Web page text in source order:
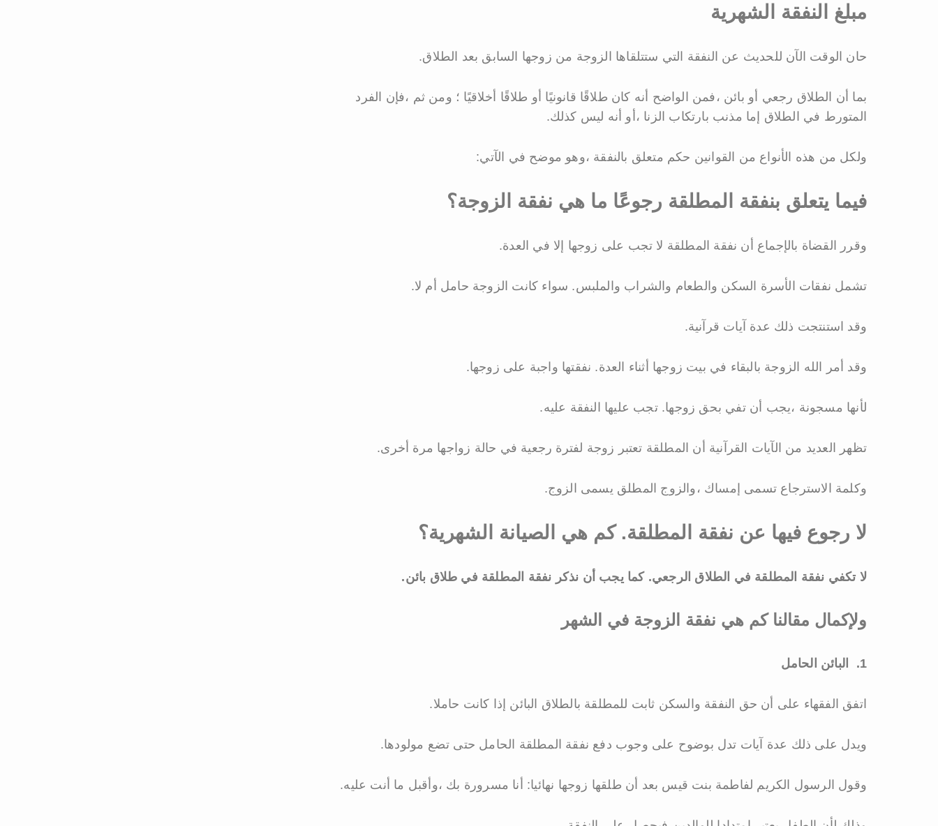
مبلغ النفقة الشهرية
حان الوقت الآن للحديث عن النفقة التي ستتلقاها الزوجة من زوجها السابق بعد الطلاق.
بما أن الطلاق رجعي أو بائن ،فمن الواضح أنه كان طلاقًا قانونيًا أو طلاقًا أخلاقيًا ؛ ومن ثم ،فإن الفرد
المتورط في الطلاق إما مذنب بارتكاب الزنا ،أو أنه ليس كذلك.
ولكل من هذه الأنواع من القوانين حكم متعلق بالنفقة ،وهو موضح في الآتي:
فيما يتعلق بنفقة المطلقة رجوعًا ما هي نفقة الزوجة؟
وقرر القضاة بالإجماع أن نفقة المطلقة لا تجب على زوجها إلا في العدة.
تشمل نفقات الأسرة السكن والطعام والشراب والملبس. سواء كانت الزوجة حامل أم لا.
وقد استنتجت ذلك عدة آيات قرآنية.
وقد أمر الله الزوجة بالبقاء في بيت زوجها أثناء العدة. نفقتها واجبة على زوجها.
لأنها مسجونة ،يجب أن تفي بحق زوجها. تجب عليها النفقة عليه.
تظهر العديد من الآيات القرآنية أن المطلقة تعتبر زوجة لفترة رجعية في حالة زواجها مرة أخرى.
وكلمة الاسترجاع تسمى إمساك ،والزوج المطلق يسمى الزوج.
لا رجوع فيها عن نفقة المطلقة. كم هي الصيانة الشهرية؟
لا تكفي نفقة المطلقة في الطلاق الرجعي. كما يجب أن نذكر نفقة المطلقة في طلاق بائن.
ولإكمال مقالنا كم هي نفقة الزوجة في الشهر
1. البائن الحامل
اتفق الفقهاء على أن حق النفقة والسكن ثابت للمطلقة بالطلاق البائن إذا كانت حاملا.
ويدل على ذلك عدة آيات تدل بوضوح على وجوب دفع نفقة المطلقة الحامل حتى تضع مولودها.
وقول الرسول الكريم لفاطمة بنت قيس بعد أن طلقها زوجها نهائيا: أنا مسرورة بك ،وأقبل ما أنت عليه.